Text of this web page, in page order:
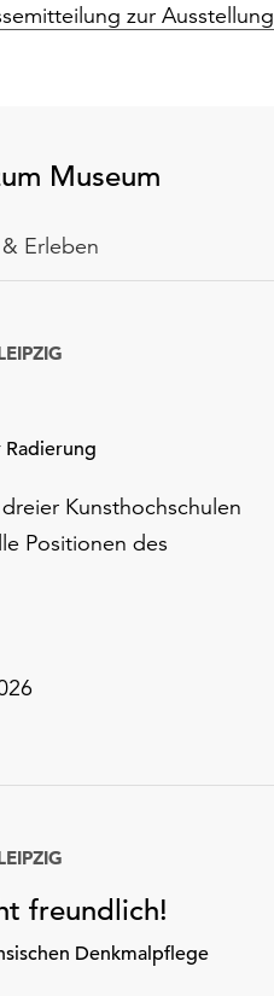
zur Ausstellung
Museum
Erleben
Kunsthochschulen
Positionen des
freundlich!
Denkmalpflege